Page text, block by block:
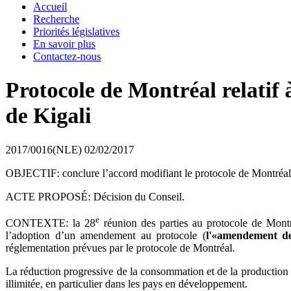
Accueil
Recherche
Priorités législatives
En savoir plus
Contactez-nous
Protocole de Montréal relatif
de Kigali
2017/0016(NLE) 02/02/2017
OBJECTIF: conclure l’accord modifiant le protocole de
ACTE PROPOSÉ: Décision du Conseil.
CONTEXTE: la 28e réunion des parties au protocole de
l’adoption d’un amendement au protocole (l'«amendement
réglementation prévues par le protocole de Montréal.
La réduction progressive de la consommation et de la
illimitée, en particulier dans les pays en développement.